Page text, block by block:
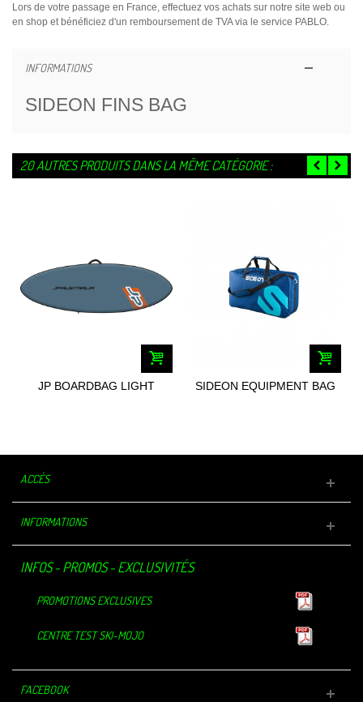
Lors de votre passage en France, effectuez vos achats sur notre site web ou
en shop et bénéficiez d'un remboursement de TVA via le service PABLO.
INFORMATIONS
SIDEON FINS BAG
20 AUTRES PRODUITS DANS LA MÊME CATÉGORIE :
JP BOARDBAG LIGHT
SIDEON EQUIPMENT BAG
ACCÈS
INFORMATIONS
INFOS - PROMOS - EXCLUSIVITÉS
PROMOTIONS EXCLUSIVES
CENTRE TEST SKI-MOJO
FACEBOOK